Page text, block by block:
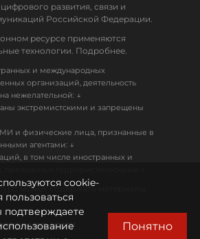
развития, связи и
Российской Федерации.
ресурсе применяются
технологии. Подробнее.
и международных
организаций, деятельность
нежелательной: ↓
экстремистскими и запрещены
и физические лица, признанные в
агентами: ↓
в том числе иностранных и
может содержать материалы
cookie-
Понятно